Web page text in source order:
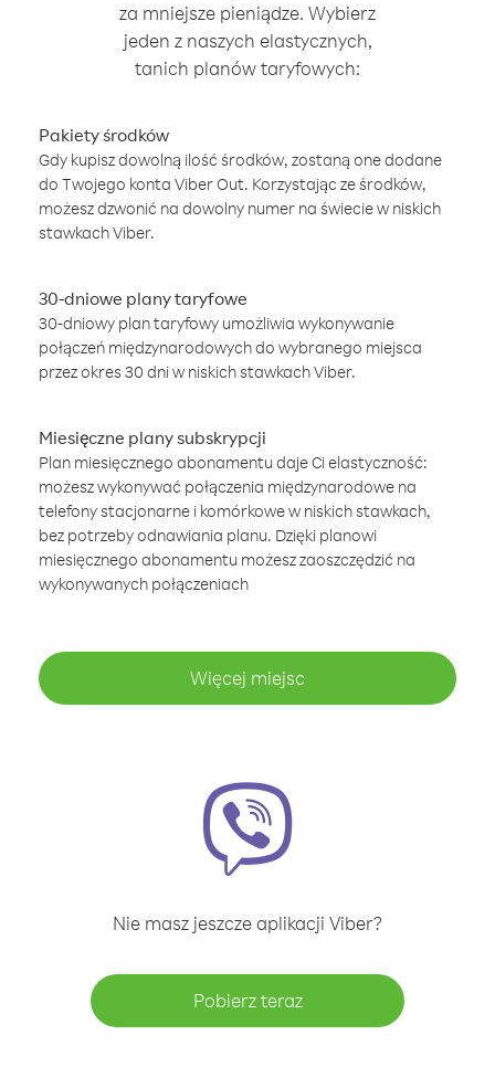
za mniejsze pieniądze. Wybierz
jeden z naszych elastycznych,
tanich planów taryfowych:
Pakiety środków
Gdy kupisz dowolną ilość środków, zostaną one dodane
do Twojego konta Viber Out. Korzystając ze środków,
możesz dzwonić na dowolny numer na świecie w niskich
stawkach Viber.
30-dniowe plany taryfowe
30-dniowy plan taryfowy umożliwia wykonywanie
połączeń międzynarodowych do wybranego miejsca
przez okres 30 dni w niskich stawkach Viber.
Miesięczne plany subskrypcji
Plan miesięcznego abonamentu daje Ci elastyczność:
możesz wykonywać połączenia międzynarodowe na
telefony stacjonarne i komórkowe w niskich stawkach,
bez potrzeby odnawiania planu. Dzięki planowi
miesięcznego abonamentu możesz zaoszczędzić na
wykonywanych połączeniach
Więcej miejsc
Nie masz jeszcze aplikacji Viber?
Pobierz teraz